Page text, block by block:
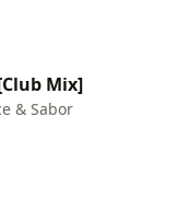
Mix]
& Sabor